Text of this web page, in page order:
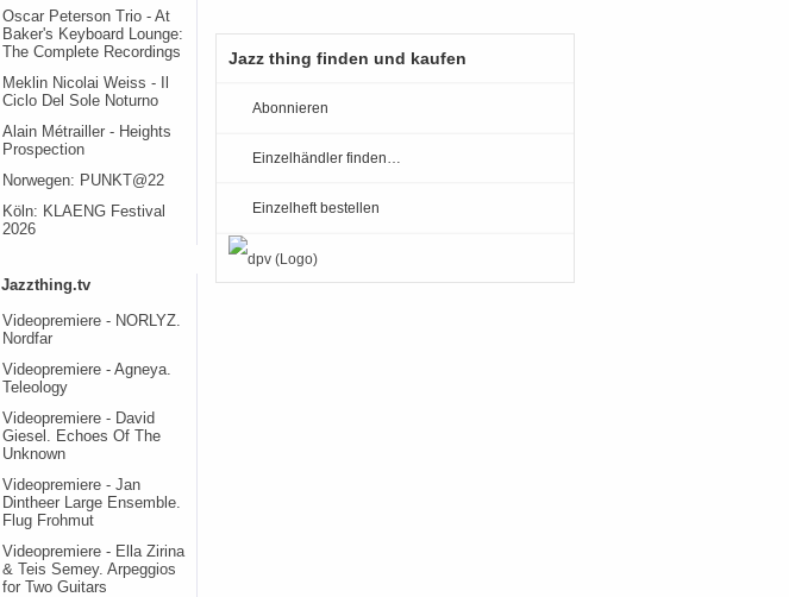
Oscar Peterson Trio - At
Baker's Keyboard Lounge:
The Complete Recordings
Meklin Nicolai Weiss - Il
Ciclo Del Sole Noturno
Alain Métrailler - Heights
Prospection
Norwegen: PUNKT@22
Köln: KLAENG Festival
2026
Jazzthing.tv
Videopremiere - NORLYZ.
Nordfar
Videopremiere - Agneya.
Teleology
Videopremiere - David
Giesel. Echoes Of The
Unknown
Videopremiere - Jan
Dintheer Large Ensemble.
Flug Frohmut
Videopremiere - Ella Zirina
& Teis Semey. Arpeggios
for Two Guitars
Jazz thing finden und kaufen
Abonnieren
Einzelhändler finden…
Einzelheft bestellen